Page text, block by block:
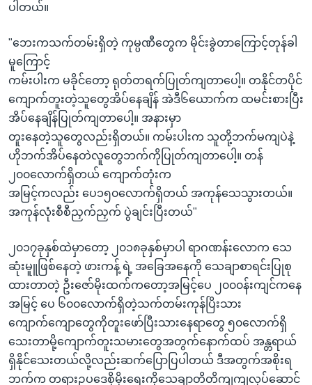
ပါတယ်။
"ဘေးကသက်တမ်းရှိတဲ့ ကုမ္ပဏီတွေက မိုင်းခွဲတာကြောင့်တုန်ခါ
မူကြောင့်
ကမ်းပါးက မခိုင်တော့ ရုတ်တရက်ပြုတ်ကျတာပေါ့။ တနိုင်တပိုင်
ကျောက်တူးတဲ့သူတွေအိပ်နေချိန် အဲဒီ၆ယောက်က ထမင်းစားပြီး
အိပ်နေချိန်ပြုတ်ကျတာပေါ့။ အနားမှာ
တူးနေတဲ့သူတွေလည်းရှိတယ်။ ကမ်းပါးက သူတို့ဘက်မကျပဲနဲ့
ဟိုဘက်အိပ်နေတဲလူတွေဘက်ကိုပြုတ်ကျတာပေါ့။ တန်
၂၀၀လောက်ရှိတယ် ကျောက်တုံးက
အမြင့်ကလည်း ပေ၁၅၀လောက်ရှိတယ် အကုန်သေသွားတယ်။
အကုန်လုံးစီစီညှက်ညှက် ပွဲချင်းပြီးတယ်"
၂၀၁၇ခုနှစ်ထဲမှာတော့ ၂၀၁၈ခုနှစ်မှာပါ ရာဂဏန်းလောက သေ
ဆုံးမူူဖြစ်နေတဲ့ ဖားကန့် ရဲ့ အခြေအနေကို သေချာစာရင်းပြုစု
ထားတာတဲ့ ဦးဇော်မိုးထက်ကတော့အမြင့်ပေ ၂၀၀၀န်းကျင်ကနေ
အမြင့် ပေ ၆၀၀လောက်ရှိတဲ့သက်တမ်းကုန်ပြိးသား
ကျောက်ကျောတွေကိုတူးဖော်ပြီးသားနေရာတွေ ၅၀လောက်ရှိ
သေးတာမို့ကျောက်တူးသမားတွေအတွက်နောက်ထပ် အန္တရာယ်
ရှိနိုင်သေးတယ်လို့လည်းဆက်ပြောပြပါတယ် ဒီအတွက်အစိုးရ
ဘက်က တရားဥပဒေစိုမိုးရေးကိုသေချာတိတိကျကျလုပ်ဆောင်